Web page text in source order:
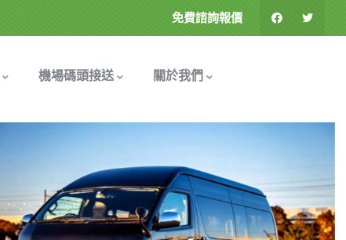
免費諮詢報價
機場碼頭接送 關於我們